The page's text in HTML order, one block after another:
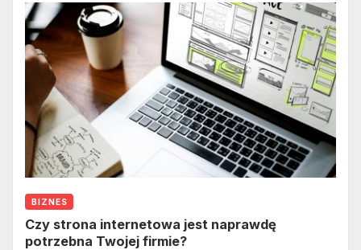
BIZNES
Czy strona internetowa jest naprawdę
potrzebna Twojej firmie?